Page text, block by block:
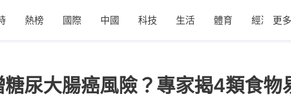
熱榜 國際 中國 科技 生活 體育 經濟 更多
尿大腸癌風險？專家揭4類食物